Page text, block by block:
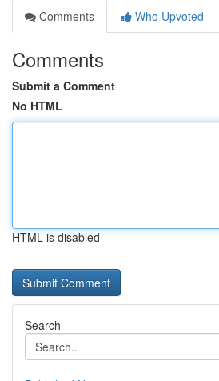
Comments
Who Upvoted
Comments
Submit a Comment
No HTML
HTML is disabled
Search